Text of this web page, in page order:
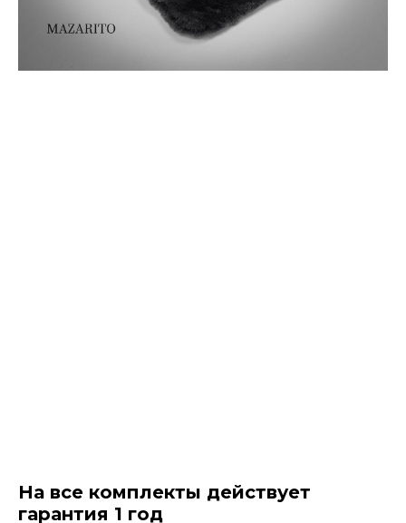
На все комплекты действует
гарантия 1 год